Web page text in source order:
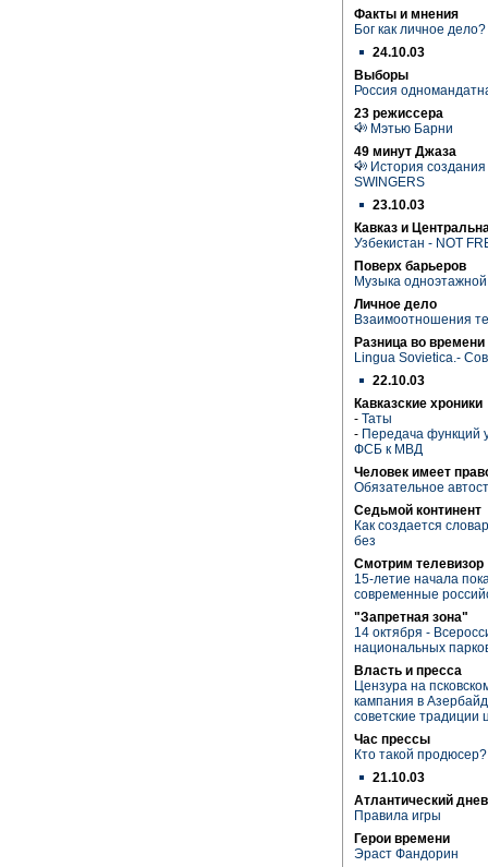
Факты и мнения
Бог как личное дело?
24.10.03
Выборы
Россия
23 режиссера
Мэтью Барни
49 минут Джаза
История создания
SWINGERS
23.10.03
Кавказ и
Узбекистан - NOT
Поверх барьеров
Музыка
Личное дело
Взаимоотношения
Разница во времени
Lingua Sovietica.-
22.10.03
Кавказские хроники
- Таты
- Передача функций
ФСБ к МВД
Человек имеет
Обязательное
Седьмой континент
Как создается
без
Смотрим телевизор
15-летие начала
современные
"Запретная зона"
14 октября -
национальных
Власть и пресса
Цензура на
кампания в
советские
Час прессы
Кто такой продюсер?
21.10.03
Атлантический
Правила игры
Герои времени
Эраст Фандорин